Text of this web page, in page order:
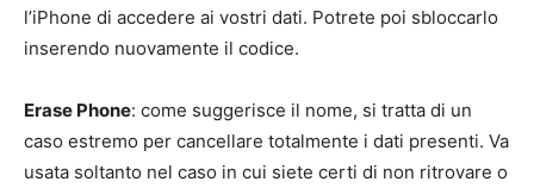
l’iPhone di accedere ai vostri dati. Potrete poi sbloccarlo
inserendo nuovamente il codice.
Erase Phone: come suggerisce il nome, si tratta di un
caso estremo per cancellare totalmente i dati presenti. Va
usata soltanto nel caso in cui siete certi di non ritrovare o